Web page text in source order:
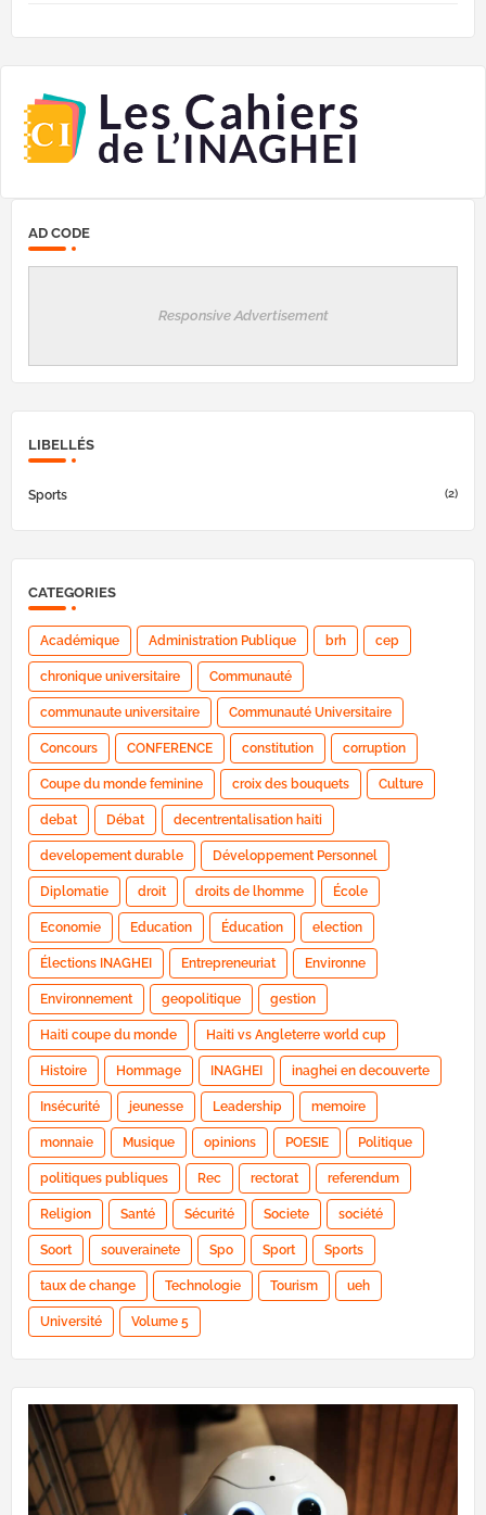
AD CODE
Responsive Advertisement
LIBELLÉS
Sports (2)
CATEGORIES
Académique Administration Publique brh cep
chronique universitaire Communauté
communaute universitaire Communauté Universitaire
Concours CONFERENCE constitution corruption
Coupe du monde feminine croix des bouquets Culture
debat Débat decentrentalisation haiti
developement durable Développement Personnel
Diplomatie droit droits de lhomme École
Economie Education Éducation election
Élections INAGHEI Entrepreneuriat Environne
Environnement geopolitique gestion
Haiti coupe du monde Haiti vs Angleterre world cup
Histoire Hommage INAGHEI inaghei en decouverte
Insécurité jeunesse Leadership memoire
monnaie Musique opinions POESIE Politique
politiques publiques Rec rectorat referendum
Religion Santé Sécurité Societe société
Soort souverainete Spo Sport Sports
taux de change Technologie Tourism ueh
Université Volume 5